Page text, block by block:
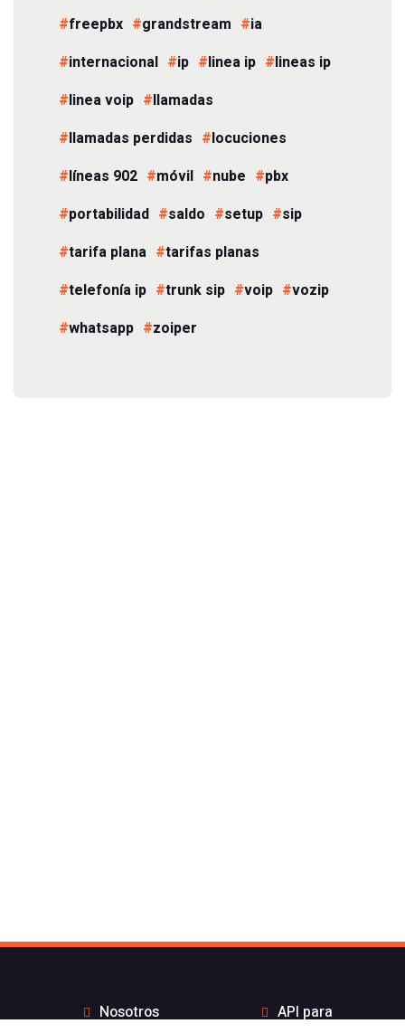
freepbx
grandstream
ia
internacional
ip linea ip
lineas ip
linea voip
llamadas
llamadas perdidas
locuciones
líneas 902
móvil nube
pbx
portabilidad
saldo setup
sip
tarifa plana
tarifas planas
telefonía ip
trunk sip voip
vozip
whatsapp
zoiper
Nosotros
API para